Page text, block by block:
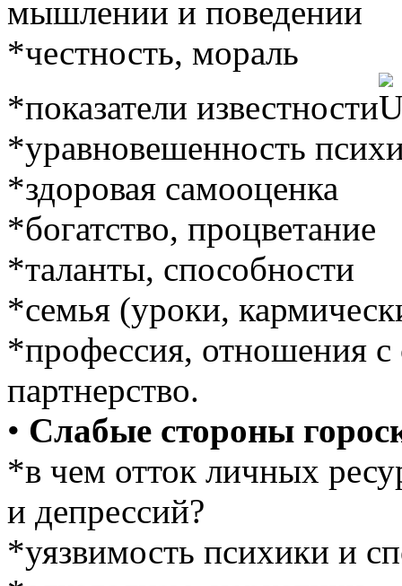
мышлении и поведении
*честность, мораль
*показатели известности
*уравновешенность
*здоровая самооценка
*богатство, процветание
*таланты, способности
*семья (уроки,
*профессия, отношения
партнерство.
• Слабые стороны
*в чем отток личных
и депрессий?
*уязвимость психики и